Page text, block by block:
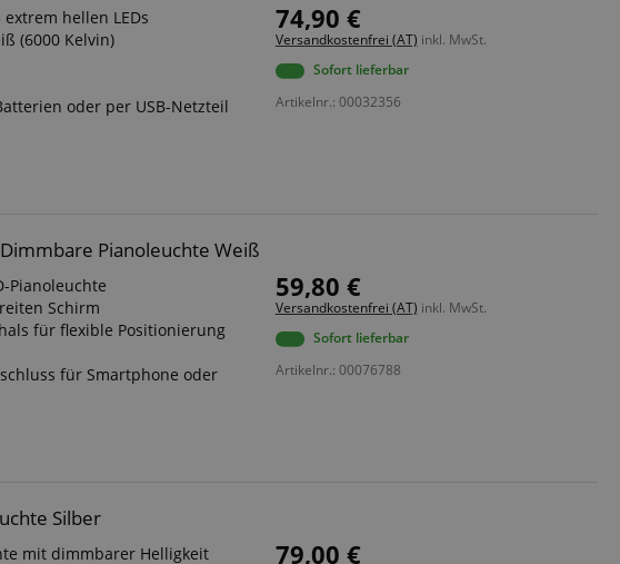
hellen LEDs
(6000 Kelvin)
oder per USB-Netzteil
74,90 €
Versandkostenfrei (AT) inkl. MwSt.
Sofort lieferbar
Artikelnr.: 00032356
Pianoleuchte Weiß
Pianoleuchte
Schirm
für flexible Positionierung
für Smartphone oder
59,80 €
Versandkostenfrei (AT) inkl. MwSt.
Sofort lieferbar
Artikelnr.: 00076788
Silber
mit dimmbarer Helligkeit 79,00 €